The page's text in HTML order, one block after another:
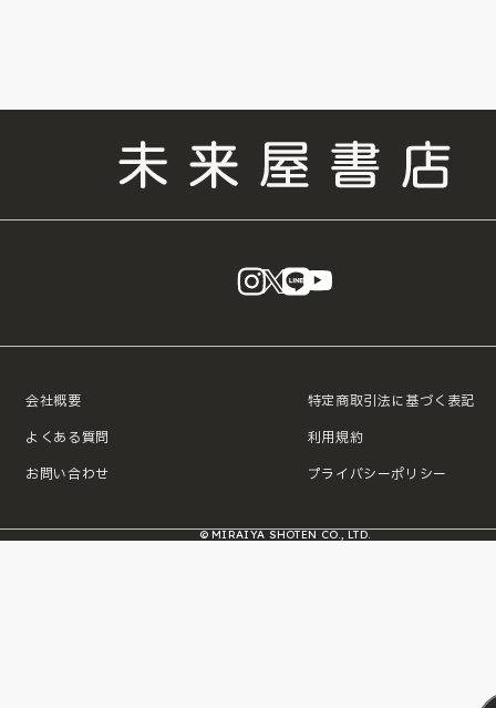
instagram
X LINE
会社概要
よくある質問
お問い合わせ
特定商取引法に基づく表記
利用規約
プライバシーポリシー
© MIRAIYA SHOTEN CO., LTD.